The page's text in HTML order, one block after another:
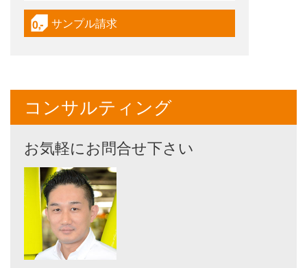
igus-icon-gratismuster
サンプル請求
コンサルティング
お気軽にお問合せ下さい